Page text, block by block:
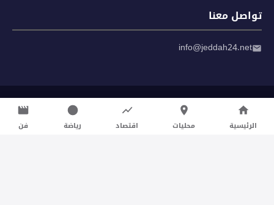
تواصل معنا
info@jeddah24.net
سياسة الخصوصية
شروط الاستخدام
الرئيسية محليات اقتصاد رياضة فن